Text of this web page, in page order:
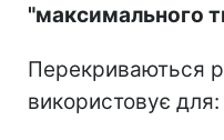
"максимального
Перекриваються
використовує для: